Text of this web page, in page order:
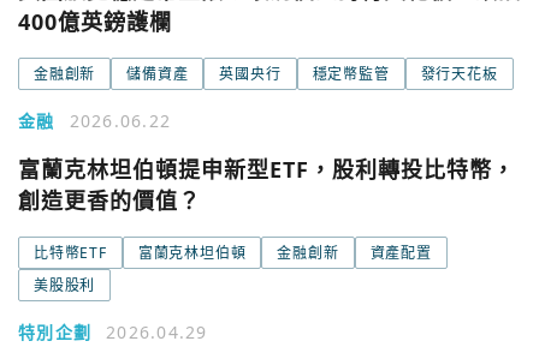
400億英鎊護欄
金融創新 儲備資產 英國央行 穩定幣監管 發行天花板
金融 2026.06.22
富蘭克林坦伯頓提申新型ETF，股利轉投比特幣，
創造更香的價值？
比特幣ETF 富蘭克林坦伯頓 金融創新
資產配置
美股股利
特別企劃 2026.04.29
今日熱門
Google
Apple
您已閒置5分鐘，請點擊關閉按鈕或空白處，即可回到加密
今日熱門